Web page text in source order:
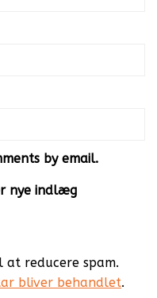
by email.
nye indlæg
at reducere spam.
bliver behandlet.